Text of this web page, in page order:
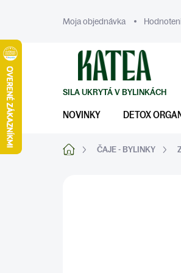
Moja objednávka
NOVINKY DETOX
DomovČAJE - BYLINKY